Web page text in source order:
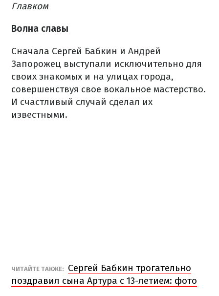
Главком
Волна славы
Сначала Сергей Бабкин и Андрей
Запорожец выступали исключительно для
своих знакомых и на улицах города,
совершенствуя свое вокальное мастерство.
И счастливый случай сделал их
известными.
ЧИТАЙТЕ ТАКЖЕ:
Сергей Бабкин трогательно
поздравил сына Артура с 13-летием: фото